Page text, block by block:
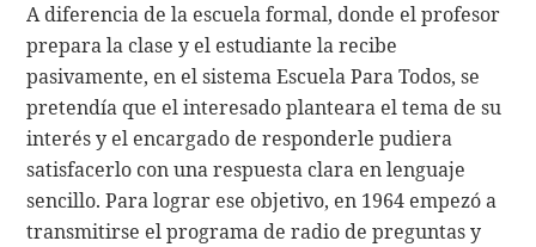
A diferencia de la escuela formal, donde el profesor
prepara la clase y el estudiante la recibe
pasivamente, en el sistema Escuela Para Todos, se
pretendía que el interesado planteara el tema de su
interés y el encargado de responderle pudiera
satisfacerlo con una respuesta clara en lenguaje
sencillo. Para lograr ese objetivo, en 1964 empezó a
transmitirse el programa de radio de preguntas y